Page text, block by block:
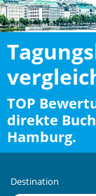
TOP
direkte
Hamburg.
Destination